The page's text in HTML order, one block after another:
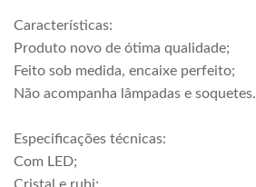
Características:
Produto novo de ótima qualidade;
Feito sob medida, encaixe perfeito;
Não acompanha lâmpadas e soquetes.
Especificações técnicas:
Com LED;